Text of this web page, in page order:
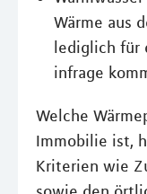
Wärme aus
lediglich für
infrage
Welche
Immobilie ist,
Kriterien wie